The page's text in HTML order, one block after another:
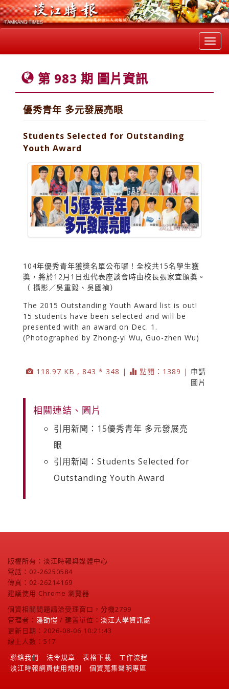
第 983 期 圖片資訊
優秀青年 多元發展亮眼
Students Selected for Outstanding
Youth Award
104年優秀青年獲獎名單公布囉！全校共15名學生獲
獎，將於12月1日班代表座談會時由校長張家宜頒獎。
（ 攝影／吳重毅、吳國禎）
The 2015 Outstanding Youth Award list is out!
15 students have been selected and will be
presented with an award on Dec. 1.
(Photographed by Zhong-yi Wu, Guo-zhen Wu)
118.97 KB , 843 * 348 | 點閱：1389 | 申請
圖片
相關連結、圖片
引用新聞：15優秀青年 多元發展亮
眼
引用新聞：Students Selected for
Outstanding Youth Award
版權所有：淡江時報與媒體中心
電話：02-26250584
傳真：02-26214169
建議使用 Chrome 瀏覽器
個資相關問題請洽受理窗口，分機2799
管理者： 潘劭愷 / 建置單位： 淡江大學資訊處
更新日期：2026-08-06 10:21:43
線上人數：517
聯絡我們
法令規章 表格下載
工作流程
淡江時報網頁使用規則
個資蒐集聲明專區